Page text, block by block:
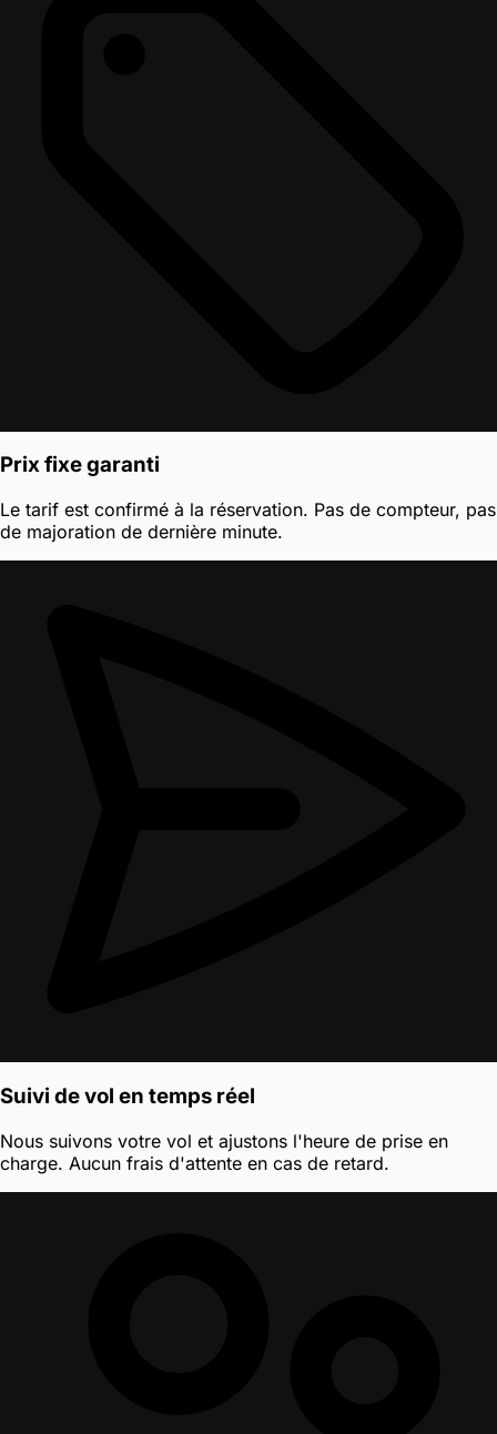
Prix fixe garanti
Le tarif est confirmé à la réservation. Pas de compteur, pas
de majoration de dernière minute.
Suivi de vol en temps réel
Nous suivons votre vol et ajustons l'heure de prise en
charge. Aucun frais d'attente en cas de retard.